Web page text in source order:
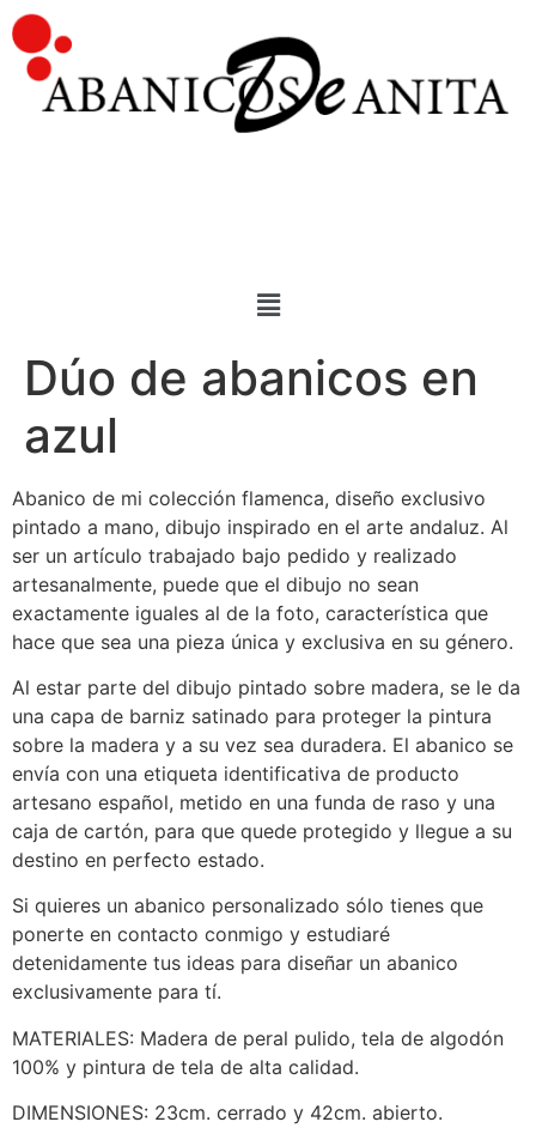
Dúo de abanicos en
azul
Abanico de mi colección flamenca, diseño exclusivo
pintado a mano, dibujo inspirado en el arte andaluz. Al
ser un artículo trabajado bajo pedido y realizado
artesanalmente, puede que el dibujo no sean
exactamente iguales al de la foto, característica que
hace que sea una pieza única y exclusiva en su género.
Al estar parte del dibujo pintado sobre madera, se le da
una capa de barniz satinado para proteger la pintura
sobre la madera y a su vez sea duradera. El abanico se
envía con una etiqueta identificativa de producto
artesano español, metido en una funda de raso y una
caja de cartón, para que quede protegido y llegue a su
destino en perfecto estado.
Si quieres un abanico personalizado sólo tienes que
ponerte en contacto conmigo y estudiaré
detenidamente tus ideas para diseñar un abanico
exclusivamente para tí.
MATERIALES: Madera de peral pulido, tela de algodón
100% y pintura de tela de alta calidad.
DIMENSIONES: 23cm. cerrado y 42cm. abierto.